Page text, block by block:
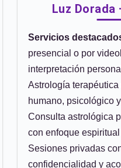
Luz Dorada
Servicios
presencial o por
interpretación
Astrología
humano, psicológico
Consulta astrológica
con enfoque
Sesiones privadas
confidencialidad y